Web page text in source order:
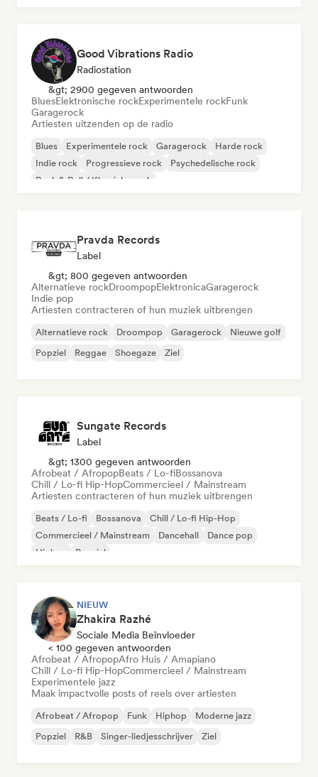
Good Vibrations Radio
Radiostation
&gt; 2900 gegeven antwoorden
BluesElektronische rockExperimentele rockFunk
Garagerock
Artiesten uitzenden op de radio
Blues Experimentele rock Garagerock
Harde rock
Indie rock
Progressieve rock
Psychedelische rock
Rock & Roll / Klassieke rock
Pravda Records
Label
&gt; 800 gegeven antwoorden
Alternatieve rockDroompopElektronicaGaragerock
Indie pop
Artiesten contracteren of hun muziek uitbrengen
Alternatieve rock Droompop Garagerock
Nieuwe golf
Popziel
Reggae Shoegaze Ziel
Sungate Records
Label
&gt; 1300 gegeven antwoorden
Afrobeat / AfropopBeats / Lo-fiBossanova
Chill / Lo-fi Hip-HopCommercieel / Mainstream
Artiesten contracteren of hun muziek uitbrengen
Beats / Lo-fi Bossanova
Chill / Lo-fi Hip-Hop
Commercieel / Mainstream
Dancehall
Dance pop
Hiphop
Popziel
NIEUW
Zhakira Razhé
Sociale Media Beïnvloeder
< 100 gegeven antwoorden
Afrobeat / AfropopAfro Huis / Amapiano
Chill / Lo-fi Hip-HopCommercieel / Mainstream
Experimentele jazz
Maak impactvolle posts of reels over artiesten
Afrobeat / Afropop Funk Hiphop
Moderne jazz
Popziel
R&B Singer-liedjesschrijver Ziel